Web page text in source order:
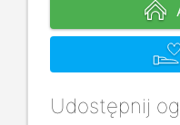
Udostępnij